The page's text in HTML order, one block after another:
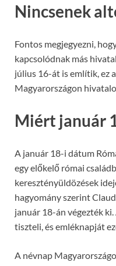
Nincsenek
Fontos megjegyezni,
kapcsolódnak más
július 16-át is említik, ez
Magyarországon
Miért január
A január 18-i dátum
egy előkelő római
keresztényüldözések
hagyomány szerint
január 18-án végezték
tiszteli, és emléknapját
A névnap